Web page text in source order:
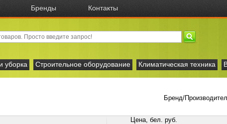
Бренды Контакты
уборка Строительное оборудование Климатическая техника
Бренд/
Цена, бел. руб.